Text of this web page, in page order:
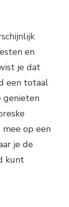
en
je dat
een totaal
genieten
op een
je de
kunt